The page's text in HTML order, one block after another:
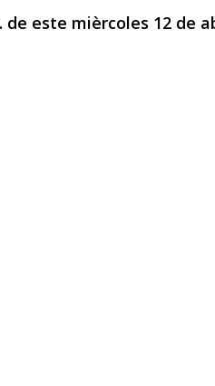
de este mièrcoles 12 de